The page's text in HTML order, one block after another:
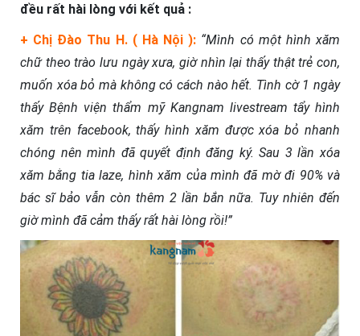
đều rất hài lòng với kết quả :
+ Chị Đào Thu H. ( Hà Nội ): “Mình có một hình xăm
chữ theo trào lưu ngày xưa, giờ nhìn lại thấy thật trẻ con,
muốn xóa bỏ mà không có cách nào hết. Tình cờ 1 ngày
thấy Bệnh viện thẩm mỹ Kangnam livestream tẩy hình
xăm trên facebook, thấy hình xăm được xóa bỏ nhanh
chóng nên mình đã quyết định đăng ký. Sau 3 lần xóa
xăm bằng tia laze, hình xăm của mình đã mờ đi 90% và
bác sĩ bảo vẫn còn thêm 2 lần bắn nữa. Tuy nhiên đến
giờ mình đã cảm thấy rất hài lòng rồi!”